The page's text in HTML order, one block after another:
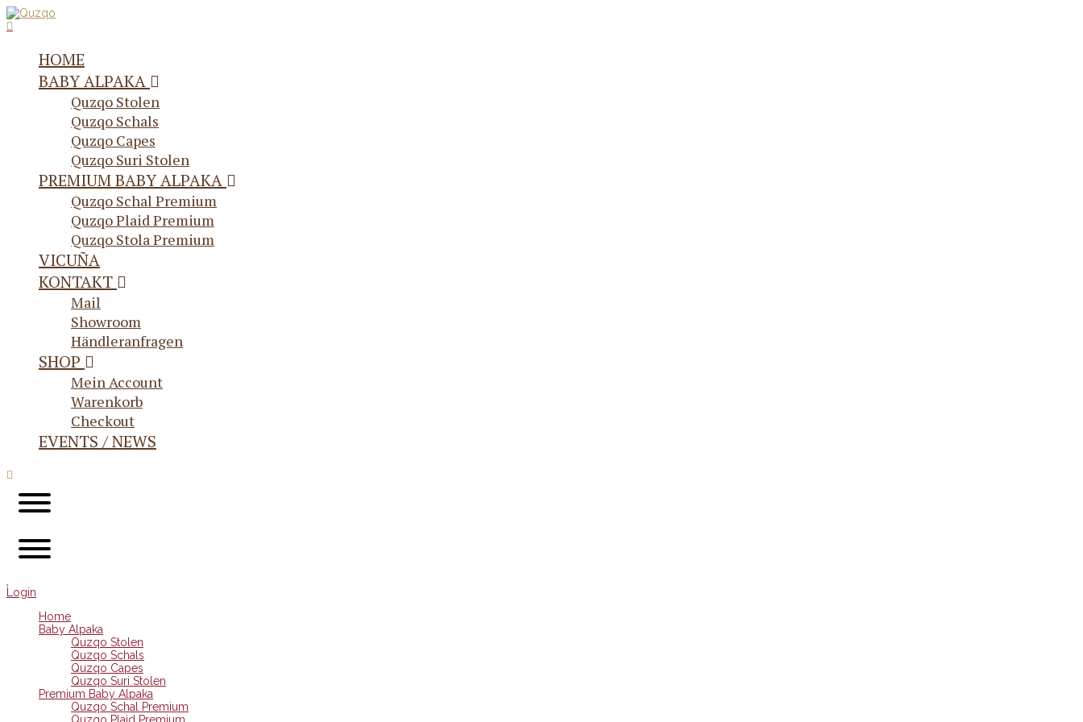
HOME
BABY ALPAKA
Quzqo Stolen
Quzqo Schals
Quzqo Capes
Quzqo Suri Stolen
PREMIUM BABY ALPAKA
Quzqo Schal Premium
Quzqo Plaid Premium
Quzqo Stola Premium
VICUÑA
KONTAKT
Mail
Showroom
Händleranfragen
SHOP
Mein Account
Warenkorb
Checkout
EVENTS / NEWS
Login
Home
Baby Alpaka
Quzqo Stolen
Quzqo Schals
Quzqo Capes
Quzqo Suri Stolen
Premium Baby Alpaka
Quzqo Schal Premium